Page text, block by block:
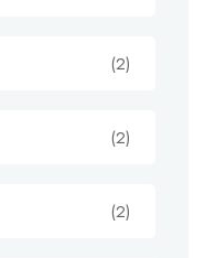
(2)
(2)
(2)